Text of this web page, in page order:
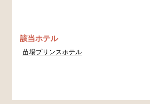
該当ホテル
苗場プリンスホテル